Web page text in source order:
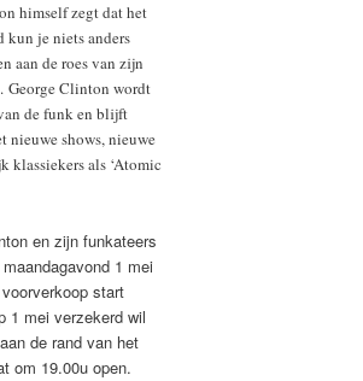
himself zegt dat het
kun je niets anders
aan de roes van zijn
George Clinton wordt
de funk en blijft
nieuwe shows, nieuwe
klassiekers als ‘Atomic
en zijn funkateers
1 mei
start
1 mei verzekerd wil
de rand van het
om 19.00u open.